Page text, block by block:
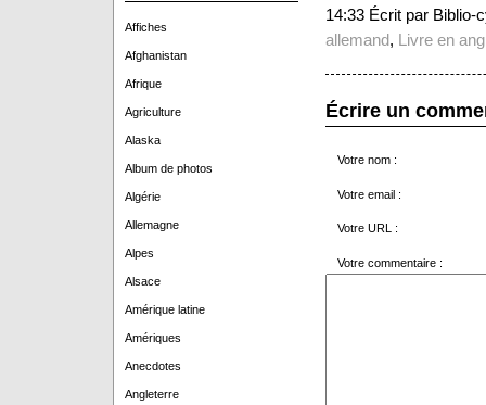
Affiches
Afghanistan
Afrique
Agriculture
Alaska
Album de photos
Algérie
Allemagne
Alpes
Alsace
Amérique latine
Amériques
Anecdotes
Angleterre
14:33 Écrit par Biblio-
allemand, Livre en
Écrire un
Votre nom :
Votre email :
Votre URL :
Votre commentaire :